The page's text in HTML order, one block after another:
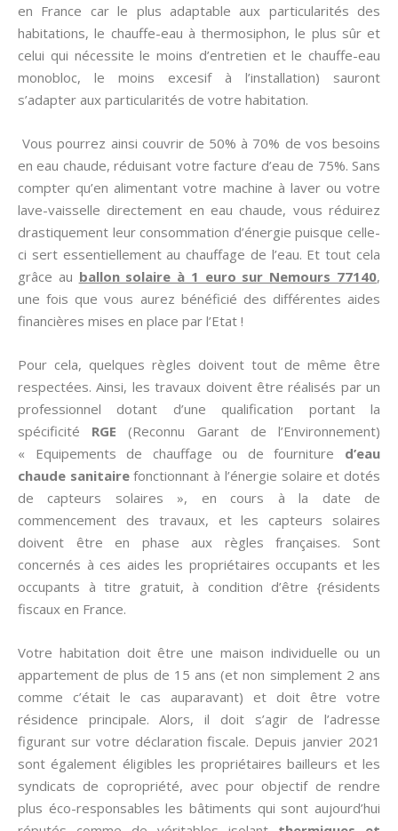
en France car le plus adaptable aux particularités des
habitations, le chauffe-eau à thermosiphon, le plus sûr et
celui qui nécessite le moins d’entretien et le chauffe-eau
monobloc, le moins excesif à l’installation) sauront
s’adapter aux particularités de votre habitation.
Vous pourrez ainsi couvrir de 50% à 70% de vos besoins
en eau chaude, réduisant votre facture d’eau de 75%. Sans
compter qu’en alimentant votre machine à laver ou votre
lave-vaisselle directement en eau chaude, vous réduirez
drastiquement leur consommation d’énergie puisque celle-
ci sert essentiellement au chauffage de l’eau. Et tout cela
grâce au ballon solaire à 1 euro sur Nemours 77140,
une fois que vous aurez bénéficié des différentes aides
financières mises en place par l’Etat !
Pour cela, quelques règles doivent tout de même être
respectées. Ainsi, les travaux doivent être réalisés par un
professionnel dotant d’une qualification portant la
spécificité RGE(Reconnu Garant de l’Environnement)
« Equipements de chauffage ou de fourniture d’eau
chaude sanitairefonctionnant à l’énergie solaire et dotés
de capteurs solaires », en cours à la date de
commencement des travaux, et les capteurs solaires
doivent être en phase aux règles françaises. Sont
concernés à ces aides les propriétaires occupants et les
occupants à titre gratuit, à condition d’être {résidents
fiscaux en France.
Votre habitation doit être une maison individuelle ou un
appartement de plus de 15 ans (et non simplement 2 ans
comme c’était le cas auparavant) et doit être votre
résidence principale. Alors, il doit s’agir de l’adresse
figurant sur votre déclaration fiscale. Depuis janvier 2021
sont également éligibles les propriétaires bailleurs et les
syndicats de copropriété, avec pour objectif de rendre
plus éco-responsables les bâtiments qui sont aujourd’hui